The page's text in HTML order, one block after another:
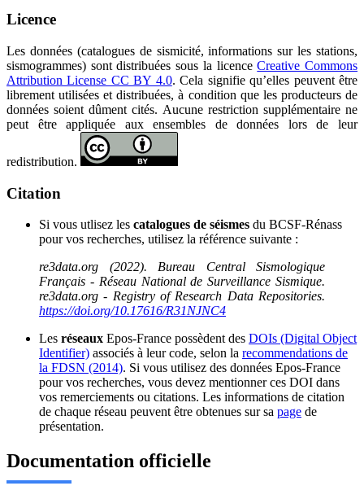
Licence
Les données (catalogues de sismicité, informations sur les stations,
sismogrammes) sont distribuées sous la licenceCreative Commons
Attribution License CC BY 4.0. Cela signifie qu’elles peuvent être
librement utilisées et distribuées, à condition que les producteurs de
données soient dûment cités. Aucune restriction supplémentaire ne
peut être appliquée aux ensembles de données lors de leur
redistribution.
Citation
Si vous utlisez les catalogues de séismes du BCSF-Rénass
pour vos recherches, utilisez la référence suivante :
re3data.org (2022). Bureau Central Sismologique
Français - Réseau National de Surveillance Sismique.
re3data.org - Registry of Research Data Repositories.
https://doi.org/10.17616/R31NJNC4
Les réseaux Epos-France possèdent des DOIs (Digital Object
Identifier) associés à leur code, selon la recommendations de
la FDSN (2014). Si vous utilisez des données Epos-France
pour vos recherches, vous devez mentionner ces DOI dans
vos remerciements ou citations. Les informations de citation
de chaque réseau peuvent être obtenues sur sa page de
présentation.
Documentation officielle